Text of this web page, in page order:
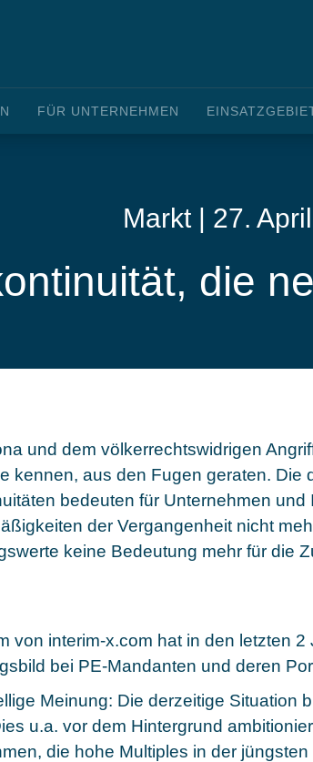
FÜR UNTERNEHMEN
Markt | 27.
die
und dem völkerrechtswidrigen
kennen, aus den Fugen geraten. Die
bedeuten für Unternehmen und
der Vergangenheit nicht
keine Bedeutung mehr für die
von interim-x.com hat in den letzten
bei PE-Mandanten und deren
Meinung: Die derzeitige Situation
u.a. vor dem Hintergrund
die hohe Multiples in der